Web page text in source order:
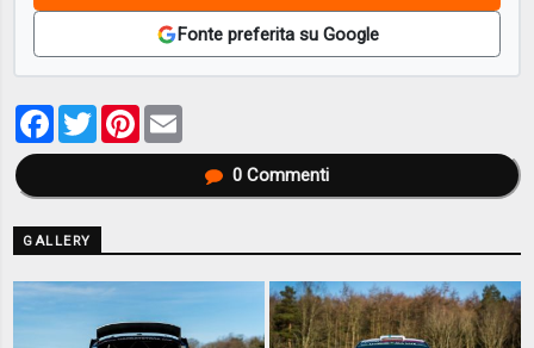
Fonte preferita su Google
Facebook
TwitterPinterest
0Commenti
GALLERY